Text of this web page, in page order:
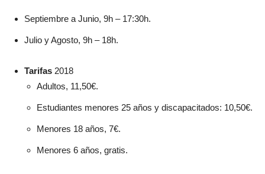
Septiembre a Junio, 9h – 17:30h.
Julio y Agosto, 9h – 18h.
Tarifas 2018
Adultos, 11,50€.
Estudiantes menores 25 años y discapacitados: 10,50€.
Menores 18 años, 7€.
Menores 6 años, gratis.